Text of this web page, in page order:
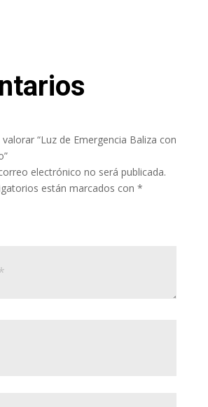
“Luz de Emergencia Baliza con
electrónico no será publicada.
están marcados con *